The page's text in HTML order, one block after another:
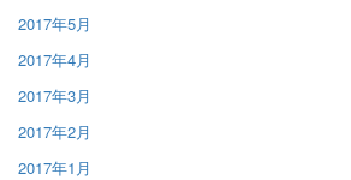
2017年5月
2017年4月
2017年3月
2017年2月
2017年1月